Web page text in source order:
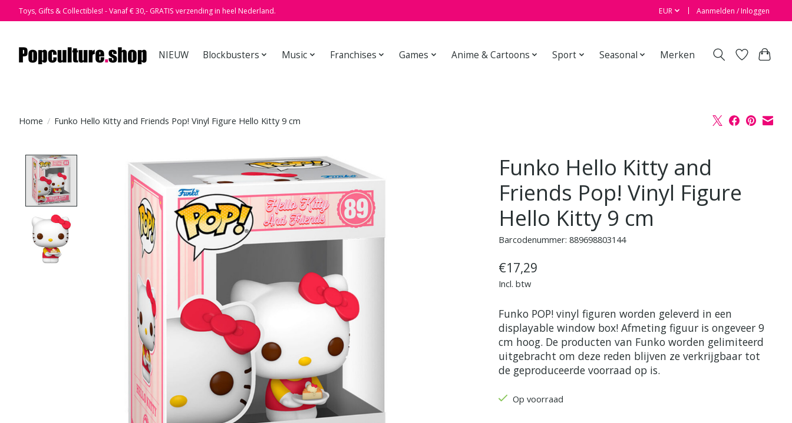
Toys, Gifts & Collectibles! - Vanaf € 30,- GRATIS verzending in heel Nederland. EUR Aanmelden / Inloggen
NIEUW Blockbusters Music Franchises Games Anime & Cartoons Sport Seasonal Merken
Home / Funko Hello Kitty and Friends Pop! Vinyl Figure Hello Kitty 9 cm
Product image slideshow Items
Funko Hello Kitty and
Friends Pop! Vinyl Figure
Hello Kitty 9 cm
Barcodenummer: 889698803144
€17,29
Incl. btw
Funko POP! vinyl figuren worden geleverd in een
displayable window box! Afmeting figuur is ongeveer 9
cm hoog. De producten van Funko worden gelimiteerd
uitgebracht om deze reden blijven ze verkrijgbaar tot
de geproduceerde voorraad op is.
Op voorraad